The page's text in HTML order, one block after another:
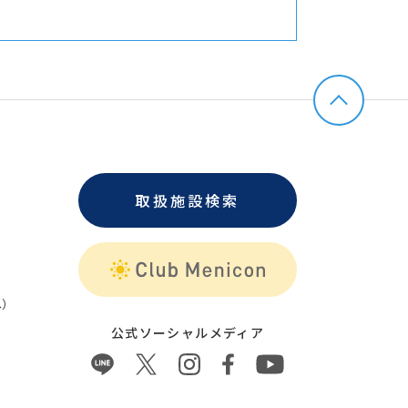
取扱施設検索
公式ソーシャルメディア